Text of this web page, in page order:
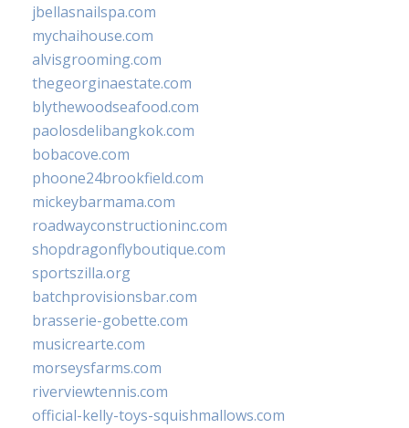
jbellasnailspa.com
mychaihouse.com
alvisgrooming.com
thegeorginaestate.com
blythewoodseafood.com
paolosdelibangkok.com
bobacove.com
phoone24brookfield.com
mickeybarmama.com
roadwayconstructioninc.com
shopdragonflyboutique.com
sportszilla.org
batchprovisionsbar.com
brasserie-gobette.com
musicrearte.com
morseysfarms.com
riverviewtennis.com
official-kelly-toys-squishmallows.com